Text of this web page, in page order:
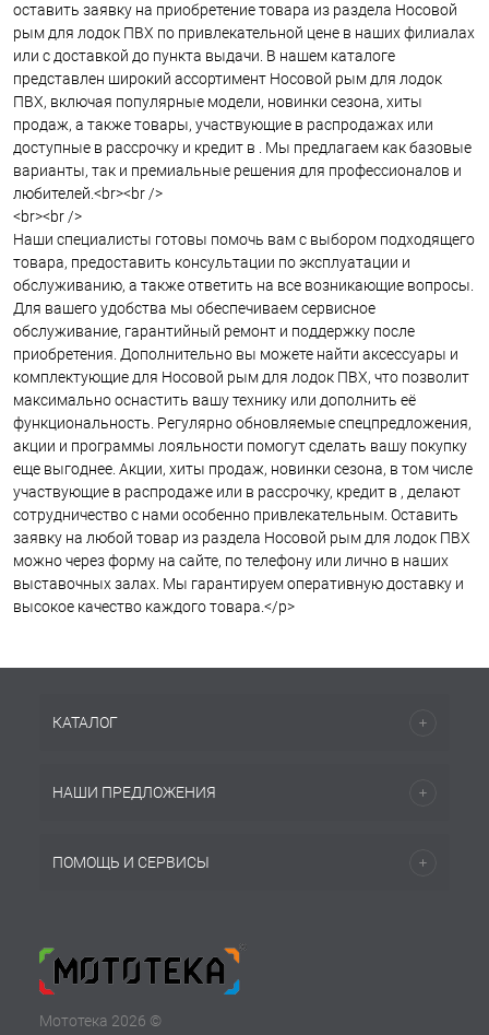
оставить заявку на приобретение товара из раздела Носовой
рым для лодок ПВХ по привлекательной цене в наших филиалах
или с доставкой до пункта выдачи. В нашем каталоге
представлен широкий ассортимент Носовой рым для лодок
ПВХ, включая популярные модели, новинки сезона, хиты
продаж, а также товары, участвующие в распродажах или
доступные в рассрочку и кредит в . Мы предлагаем как базовые
варианты, так и премиальные решения для профессионалов и
любителей.<br><br />
<br><br />
Наши специалисты готовы помочь вам с выбором подходящего
товара, предоставить консультации по эксплуатации и
обслуживанию, а также ответить на все возникающие вопросы.
Для вашего удобства мы обеспечиваем сервисное
обслуживание, гарантийный ремонт и поддержку после
приобретения. Дополнительно вы можете найти аксессуары и
комплектующие для Носовой рым для лодок ПВХ, что позволит
максимально оснастить вашу технику или дополнить её
функциональность. Регулярно обновляемые спецпредложения,
акции и программы лояльности помогут сделать вашу покупку
еще выгоднее. Акции, хиты продаж, новинки сезона, в том числе
участвующие в распродаже или в рассрочку, кредит в , делают
сотрудничество с нами особенно привлекательным. Оставить
заявку на любой товар из раздела Носовой рым для лодок ПВХ
можно через форму на сайте, по телефону или лично в наших
выставочных залах. Мы гарантируем оперативную доставку и
высокое качество каждого товара.</p>
КАТАЛОГ
НАШИ ПРЕДЛОЖЕНИЯ
ПОМОЩЬ И СЕРВИСЫ
Мототека 2026 ©